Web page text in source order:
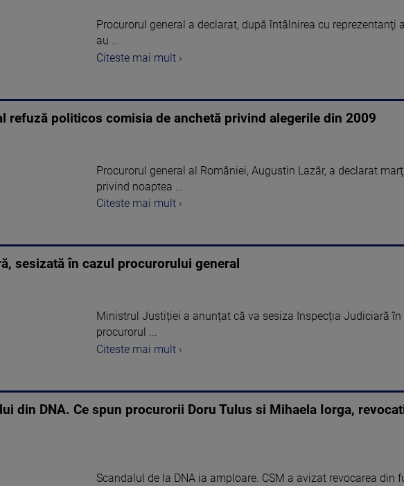
Procurorul general a declarat, după întâlnirea cu reprezentanţi
au ...
Citeste mai mult ›
refuză politicos comisia de anchetă privind alegerile din 2009
Procurorul general al României, Augustin Lazăr, a declarat
privind noaptea ...
Citeste mai mult ›
sesizată în cazul procurorului general
Ministrul Justiției a anunțat că va sesiza Inspecția Judiciară
procurorul ...
Citeste mai mult ›
din DNA. Ce spun procurorii Doru Tulus si Mihaela Iorga,
Scandalul de la DNA ia amploare. CSM a avizat revocarea din